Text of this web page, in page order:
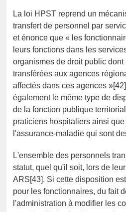
La loi HPST reprend un
transfert de personnel par
et énonce que « les
leurs fonctions dans les
organismes de droit public
transférées aux agences
affectés dans ces agences
également le même type de
de la fonction publique
praticiens hospitaliers ainsi
l'assurance-maladie qui sont
L'ensemble des personnels
statut, quel qu'il soit, lors de
ARS[43]. Si cette disposition
pour les fonctionnaires, du fait
l'administration à modifier les